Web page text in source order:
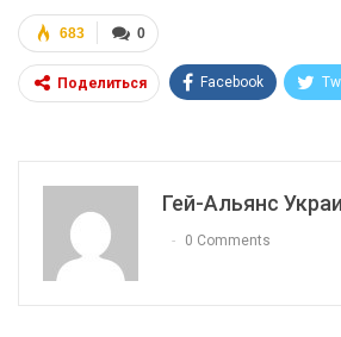
0
683
Поделиться Facebook
Гей-Альянс
0 Comments